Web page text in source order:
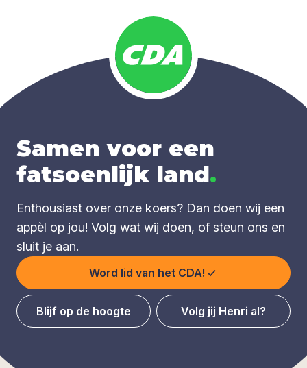
Samen voor een
fatsoenlijk land.
Enthousiast over onze koers? Dan doen wij een
appèl op jou! Volg wat wij doen, of steun ons en
sluit je aan.
Word lid van het CDA!
Blijf op de hoogte Volg jij Henri al?